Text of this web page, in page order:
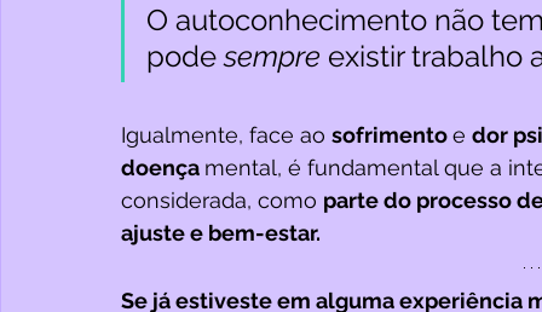
O autoconhecimento não
pode sempre existir trabalho
Igualmente, face ao sofrimento e dor
doença mental, é fundamental que a
considerada, como parte do processo
ajuste e bem-estar.
Se já estiveste em alguma experiência